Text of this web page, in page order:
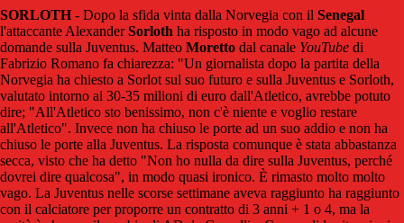
SORLOTH- Dopo la sfida vinta dalla Norvegia con il Senegal
l'attaccante AlexanderSorloth ha risposto in modo vago ad alcune
domande sulla Juventus. Matteo Moretto dal canale YouTube di
Fabrizio Romano fa chiarezza: "Un giornalista dopo la partita della
Norvegia ha chiesto a Sorlot sul suo futuro e sulla Juventus e Sorloth,
valutato intorno ai 30-35 milioni di euro dall'Atletico, avrebbe potuto
dire; "All'Atletico sto benissimo, non c'è niente e voglio restare
all'Atletico". Invece non ha chiuso le porte ad un suo addio e non ha
chiuso le porte alla Juventus. La risposta comunque è stata abbastanza
secca, visto che ha detto "Non ho nulla da dire sulla Juventus, perché
dovrei dire qualcosa", in modo quasi ironico. È rimasto molto molto
vago. La Juventus nelle scorse settimane aveva raggiunto ha raggiunto
con il calciatore per proporre un contratto di 3 anni + 1 o 4, ma la